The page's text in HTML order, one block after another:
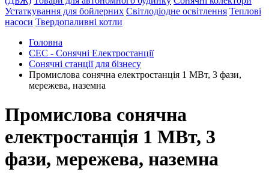
Устаткування для бойлерних Світлодіодне освітлення Теплові
насоси Твердопаливні котли
Головна
СЕС - Сонячні Електростанції
Сонячні станції для бізнесу
Промислова сонячна електростанція 1 МВт, 3 фази,
мережева, наземна
Промислова сонячна
електростанція 1 МВт, 3
фази, мережева, наземна